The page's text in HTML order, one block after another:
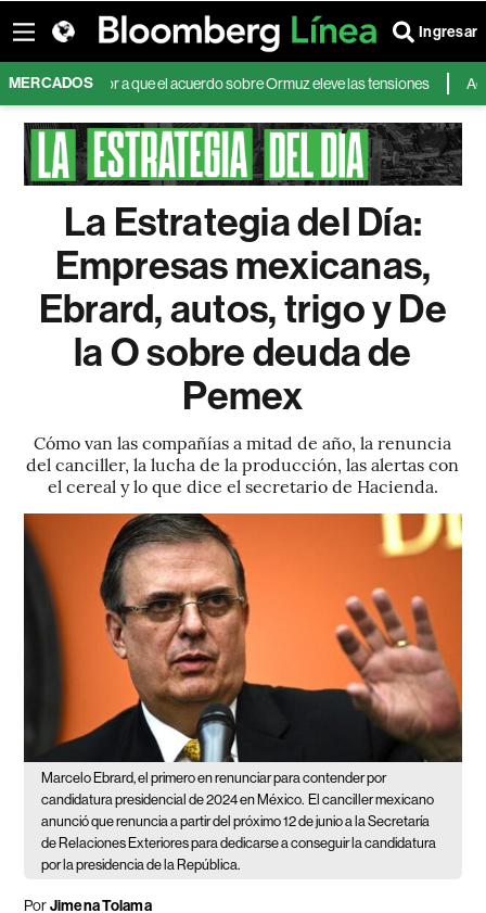
Ingresar
MERCADOS
por temor a que el acuerdo sobre Ormuz eleve las tensiones
La Estrategia del Día:
Empresas mexicanas,
Ebrard, autos, trigo y De
la O sobre deuda de
Pemex
Cómo van las compañías a mitad de año, la renuncia
del canciller, la lucha de la producción, las alertas con
el cereal y lo que dice el secretario de Hacienda.
Marcelo Ebrard, el primero en renunciar para contender por
candidatura presidencial de 2024 en México. El canciller mexicano
anunció que renuncia a partir del próximo 12 de junio a la Secretaría
de Relaciones Exteriores para dedicarse a conseguir la candidatura
por la presidencia de la República.
PorJimena Tolama